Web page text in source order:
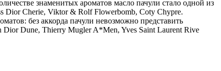
знаменитых ароматов масло пачули стало одной из
Dior Cherie, Viktor & Rolf Flowerbomb, Coty Chypre.
без аккорда пачули невозможно представить
Dune, Thierry Mugler A*Men, Yves Saint Laurent Rive